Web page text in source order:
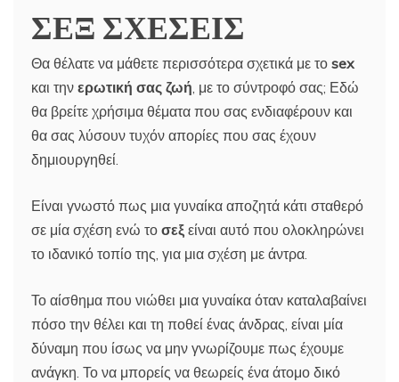
ΣΕΞ ΣΧΕΣΕΙΣ
Θα θέλατε να μάθετε περισσότερα σχετικά με το sex
και την ερωτική σας ζωή, με το σύντροφό σας; Εδώ
θα βρείτε χρήσιμα θέματα που σας ενδιαφέρουν και
θα σας λύσουν τυχόν απορίες που σας έχουν
δημιουργηθεί.
Είναι γνωστό πως μια γυναίκα αποζητά κάτι σταθερό
σε μία σχέση ενώ το σεξ είναι αυτό που ολοκληρώνει
το ιδανικό τοπίο της, για μια σχέση με άντρα.
Το αίσθημα που νιώθει μια γυναίκα όταν καταλαβαίνει
πόσο την θέλει και τη ποθεί ένας άνδρας, είναι μία
δύναμη που ίσως να μην γνωρίζουμε πως έχουμε
ανάγκη. Το να μπορείς να θεωρείς ένα άτομο δικό